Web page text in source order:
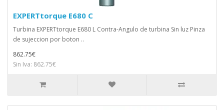
EXPERTtorque E680 C
Turbina EXPERTtorque E680 L Contra-Angulo de turbina Sin luz Pinza
de sujeccion por boton ..
862.75€
Sin Iva: 862.75€